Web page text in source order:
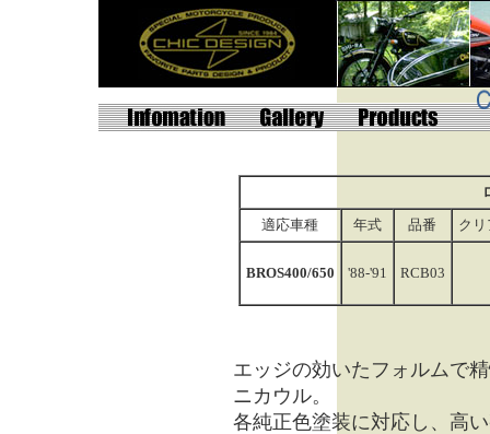
適応車種
年式 品番 ク
BROS400/650 '88-'91 RCB03
エッジの効いたフォルムで
ニカウル。
各純正色塗装に対応し、高